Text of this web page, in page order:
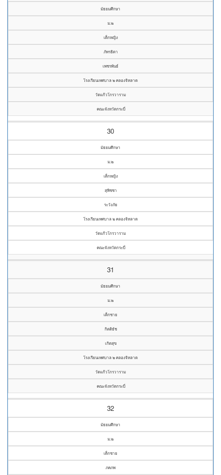
มัธยมศึกษา
ม.๒
เด็กหญิง
ภัทรธิดา
เพชรพันธ์
โรงเรียนเทศบาล ๒ คลองจิหลาด
วัดแก้วโกรวาราม
คณะจังหวัดกระบี่
30
มัธยมศึกษา
ม.๒
เด็กหญิง
สุพิชชา
ระวังภัย
โรงเรียนเทศบาล ๒ คลองจิหลาด
วัดแก้วโกรวาราม
คณะจังหวัดกระบี่
31
มัธยมศึกษา
ม.๒
เด็กชาย
กิตติธัช
เกิดสุข
โรงเรียนเทศบาล ๒ คลองจิหลาด
วัดแก้วโกรวาราม
คณะจังหวัดกระบี่
32
มัธยมศึกษา
ม.๒
เด็กชาย
ภคภพ